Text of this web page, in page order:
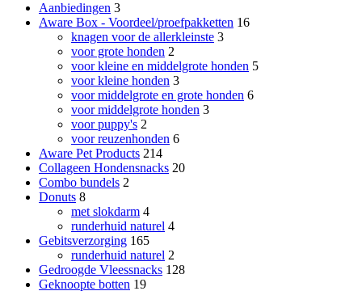
Aanbiedingen 3
Aware Box - Voordeel/proefpakketten 16
knagen voor de allerkleinste 3
voor grote honden 2
voor kleine en middelgrote honden 5
voor kleine honden 3
voor middelgrote en grote honden 6
voor middelgrote honden 3
voor puppy's 2
voor reuzenhonden 6
Aware Pet Products 214
Collageen Hondensnacks 20
Combo bundels 2
Donuts 8
met slokdarm 4
runderhuid naturel 4
Gebitsverzorging 165
runderhuid naturel 2
Gedroogde Vleessnacks 128
Geknoopte botten 19